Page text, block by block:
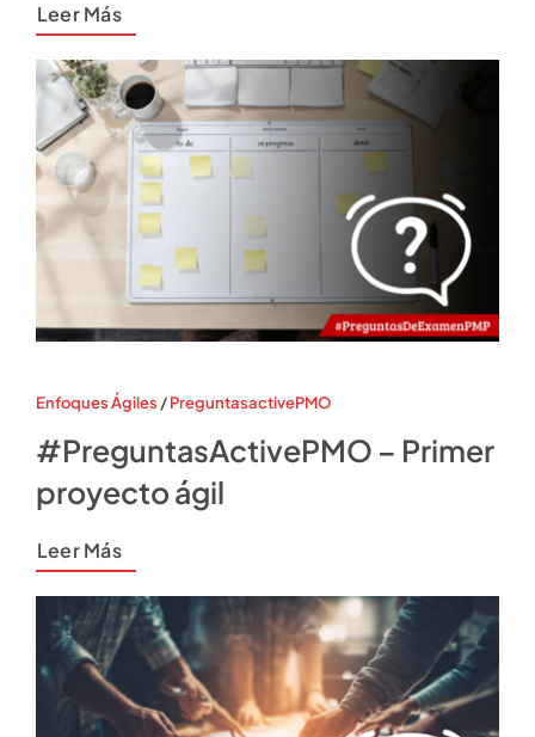
Leer Más
Enfoques Ágiles /PreguntasactivePMO
#PreguntasActivePMO – Primer
proyecto ágil
Leer Más